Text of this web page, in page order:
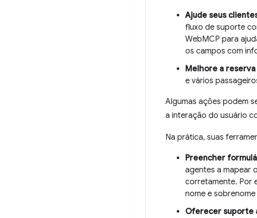
Ajude seus
fluxo de suporte
WebMCP para
os campos com
Melhore a
e vários
Algumas ações podem
a interação do usuário
Na prática, suas
Preencher
agentes a mapear
corretamente. Por
nome e
Oferecer suporte